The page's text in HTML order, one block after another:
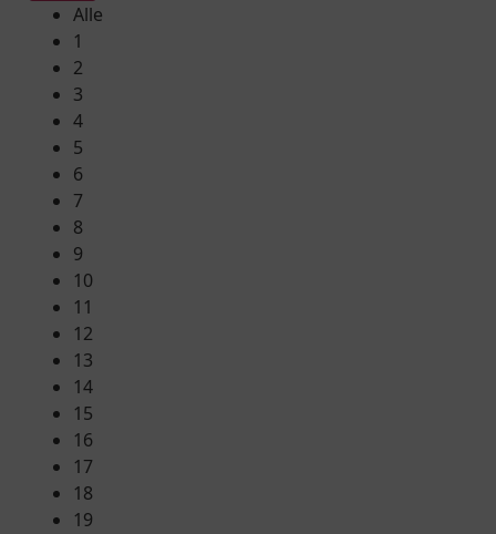
Alle
1
2
3
4
5
6
7
8
9
10
11
12
13
14
15
16
17
18
19